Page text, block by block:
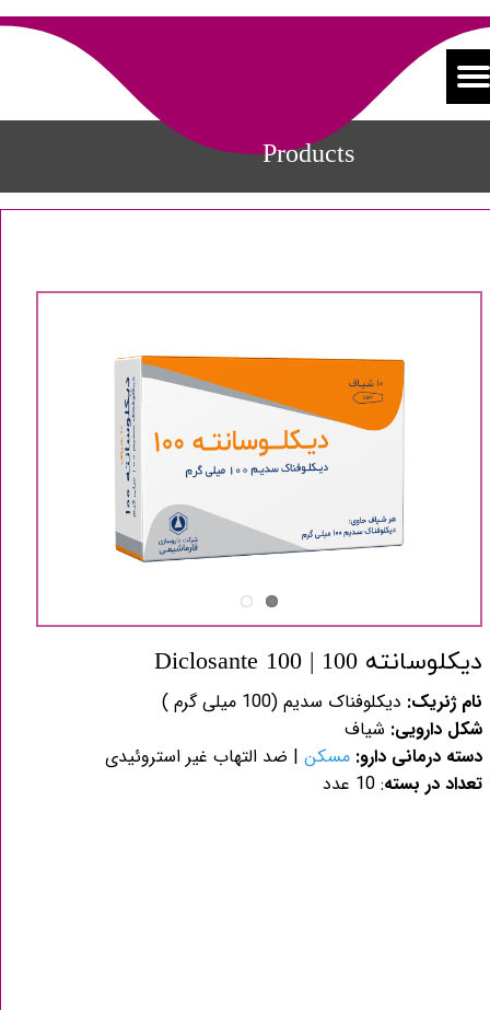
Products
دیکلوسانته 100 | 100 Diclosante
نام ژنریک: دیکلوفناک سدیم (100 میلی گرم )
شکل دارویی: شیاف
دسته درمانی دارو: مسکن | ضد التهاب غیر استروئیدی
تعداد در بسته: 10 عدد